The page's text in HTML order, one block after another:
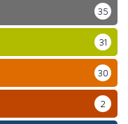
35
31
30
2